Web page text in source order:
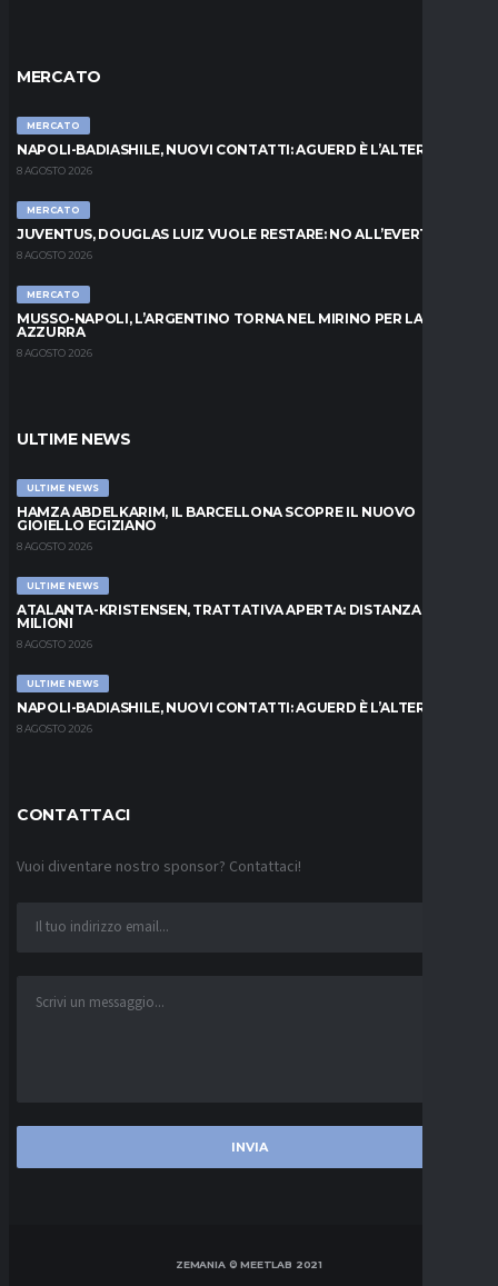
MERCATO
MERCATO
NAPOLI-BADIASHILE, NUOVI CONTATTI: AGUERD È L’ALTERNATIVA
8 AGOSTO 2026
MERCATO
JUVENTUS, DOUGLAS LUIZ VUOLE RESTARE: NO ALL’EVERTON
8 AGOSTO 2026
MERCATO
MUSSO-NAPOLI, L’ARGENTINO TORNA NEL MIRINO PER LA PORTA
AZZURRA
8 AGOSTO 2026
ULTIME NEWS
ULTIME NEWS
HAMZA ABDELKARIM, IL BARCELLONA SCOPRE IL NUOVO
GIOIELLO EGIZIANO
8 AGOSTO 2026
ULTIME NEWS
ATALANTA-KRISTENSEN, TRATTATIVA APERTA: DISTANZA DI 5
MILIONI
8 AGOSTO 2026
ULTIME NEWS
NAPOLI-BADIASHILE, NUOVI CONTATTI: AGUERD È L’ALTERNATIVA
8 AGOSTO 2026
CONTATTACI
Vuoi diventare nostro sponsor? Contattaci!
ZEMANIA © MEETLAB 2021